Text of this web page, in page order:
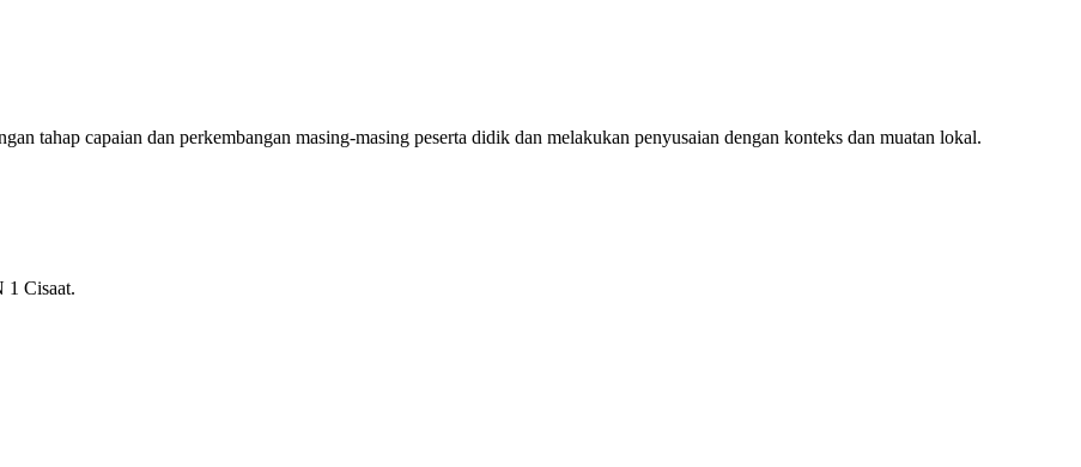
tahap capaian dan perkembangan masing-masing peserta didik dan melakukan penyusaian dengan konteks dan muatan lokal.
1 Cisaat.